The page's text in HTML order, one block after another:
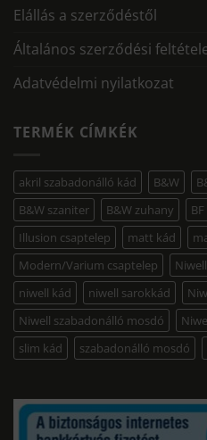
Elállás a szerződéstől
Általános szerződési
Adatvédelmi nyilatkozat
TERMÉK CÍMKÉK
akril szabadonálló kád B&W
B&W szaniter
B&W zuhany BF
Illusion csaptelep
matt kád
Modern/Varium csaptelep
niwell kád
niwell sarokkád
Niwell szabadonálló mosdó
slim kád
szabadonálló mosdó